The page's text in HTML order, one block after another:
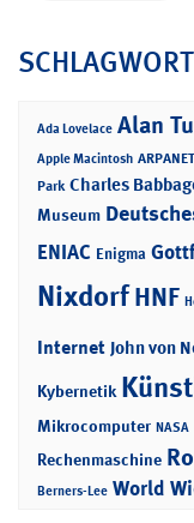
Ada Lovelace Alan
Apple Macintosh ARPANET
Park Charles
Museum
ENIAC Enigma
NixdorfHNF
Internet John von
Kybernetik
Mikrocomputer NASA
Rechenmaschine
Berners-Lee World